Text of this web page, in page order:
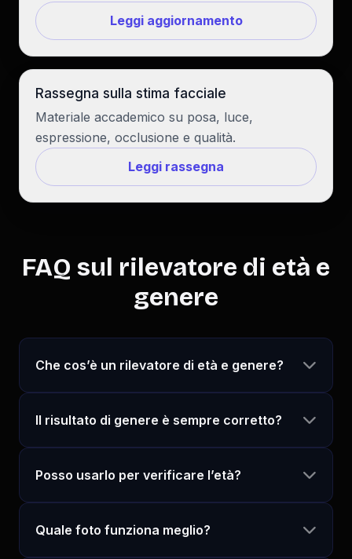
Leggi aggiornamento
Rassegna sulla stima facciale
Materiale accademico su posa, luce,
espressione, occlusione e qualità.
Leggi rassegna
FAQ sul rilevatore di età e
genere
Che cos’è un rilevatore di età e genere?
Il risultato di genere è sempre corretto?
Posso usarlo per verificare l’età?
Quale foto funziona meglio?